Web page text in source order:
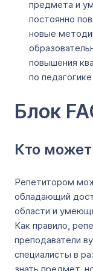
предмета и
постоянно
новые
повышения
по
Блок
Кто
Репетитором
обладающий
области и
Как правило,
преподаватели
специалисты в